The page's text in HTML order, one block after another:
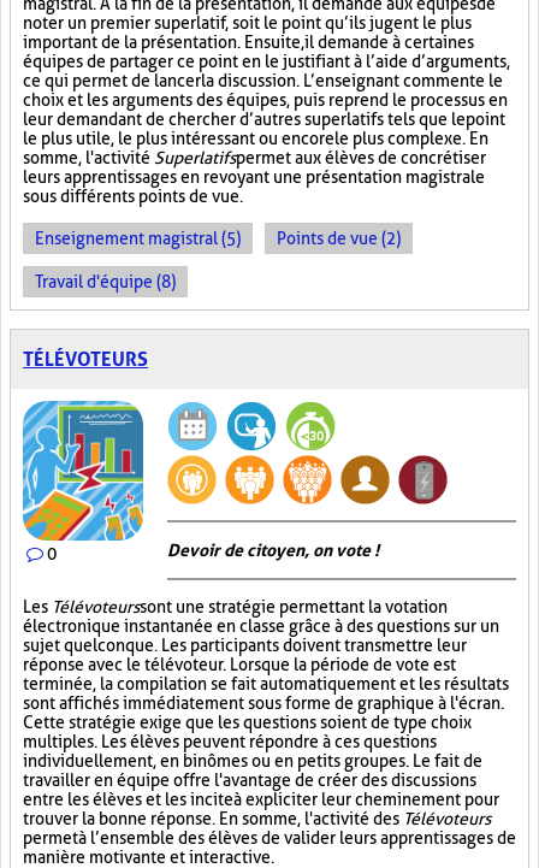
noter un premier superlatif, soit le point qu’ils jugent le plus
important de la présentation. Ensuite, il demande à certaines
équipes de partager ce point en le justifiant à l’aide d’arguments,
ce qui permet de lancer la discussion. L’enseignant commente le
choix et les arguments des équipes, puis reprend le processus en
leur demandant de chercher d’autres superlatifs tels que le point
le plus utile, le plus intéressant ou encore le plus complexe. En
somme, l'activité Superlatifspermet aux élèves de concrétiser
leurs apprentissages en revoyant une présentation magistrale
sous différents points de vue.
Enseignement magistral (5) Points de vue (2)
Travail d'équipe (8)
TÉLÉVOTEURS
0 Devoir de citoyen, on vote !
Les Télévoteurssont une stratégie permettant la votation
électronique instantanée en classe grâce à des questions sur un
sujet quelconque. Les participants doivent transmettre leur
réponse avec le télévoteur. Lorsque la période de vote est
terminée, la compilation se fait automatiquement et les résultats
sont affichés immédiatement sous forme de graphique à l'écran.
Cette stratégie exige que les questions soient de type choix
multiples. Les élèves peuvent répondre à ces questions
individuellement, en binômes ou en petits groupes. Le fait de
travailler en équipe offre l'avantage de créer des discussions
entre les élèves et les incite à expliciter leur cheminement pour
trouver la bonne réponse. En somme, l'activité des Télévoteurs
permet à l’ensemble des élèves de valider leurs apprentissages de
manière motivante et interactive.